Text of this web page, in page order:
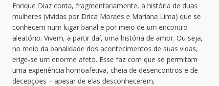
Enrique Diaz conta, fragmentariamente, a história de duas
mulheres (vividas por Drica Moraes e Mariana Lima) que se
conhecem num lugar banal e por meio de um encontro
aleatório. Vivem, a partir daí, uma história de amor. Ou seja,
no meio da banalidade dos acontecimentos de suas vidas,
erige-se um enorme afeto. Esse faz com que se permitam
uma experiência homoafetiva, cheia de desencontros e de
decepções – apesar de elas desconhecerem,